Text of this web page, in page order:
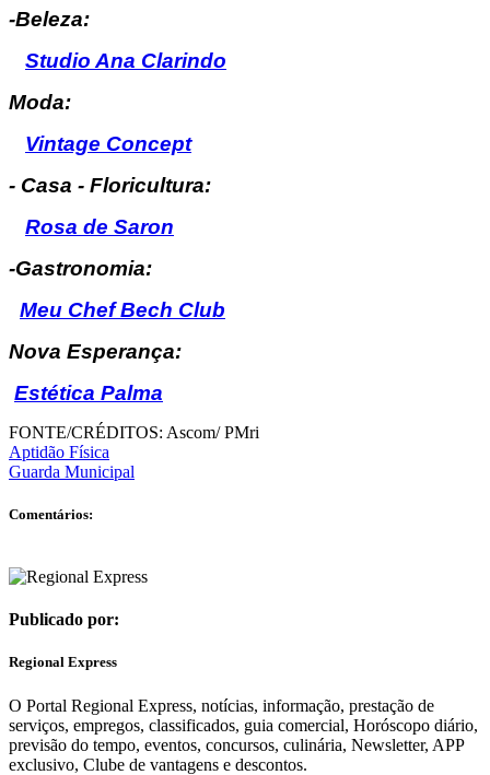
-Beleza:
Studio Ana Clarindo
Moda:
Vintage Concept
- Casa - Floricultura:
Rosa de Saron
-Gastronomia:
Meu Chef Bech Club
Nova Esperança:
Estética Palma
FONTE/CRÉDITOS: Ascom/ PMri
Aptidão Física
Guarda Municipal
Comentários:
Publicado por:
Regional Express
O Portal Regional Express, notícias, informação, prestação de
serviços, empregos, classificados, guia comercial, Horóscopo diário,
previsão do tempo, eventos, concursos, culinária, Newsletter, APP
exclusivo, Clube de vantagens e descontos.